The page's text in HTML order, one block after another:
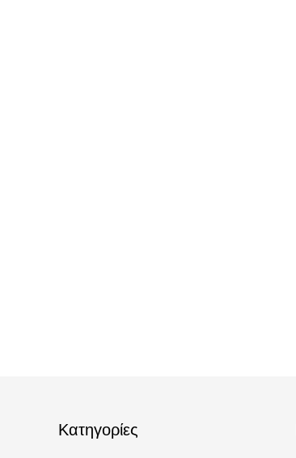
Κατηγορίες